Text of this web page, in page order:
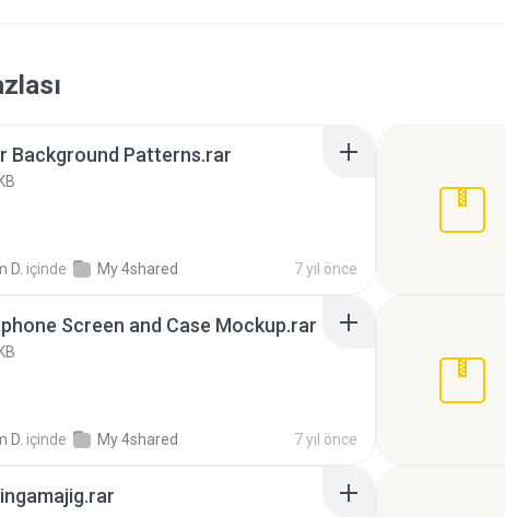
Background Patterns.rar
D. içinde My 4shared 7 yıl önce
Screen and Case Mockup.rar
D. içinde My 4shared 7 yıl önce